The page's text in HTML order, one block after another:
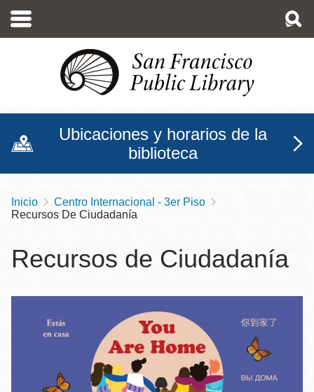
contenido
Ubicaciones y horarios de la
biblioteca
Sobrescribir
de
a
navegación
Inicio
Centro Internacional - 3er Piso
Recursos De Ciudadanía
Recursos de Ciudadanía